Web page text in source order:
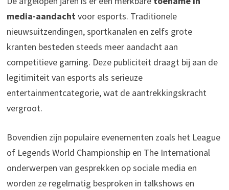
media-aandachtvoor esports. Traditionele
nieuwsuitzendingen, sportkanalen en zelfs grote
kranten besteden steeds meer aandacht aan
competitieve gaming. Deze publiciteit draagt bij aan de
legitimiteit van esports als serieuze
entertainmentcategorie, wat de aantrekkingskracht
vergroot.
Bovendien zijn populaire evenementen zoals het League
of Legends World Championship en The International
onderwerpen van gesprekken op sociale media en
worden ze regelmatig besproken in talkshows en